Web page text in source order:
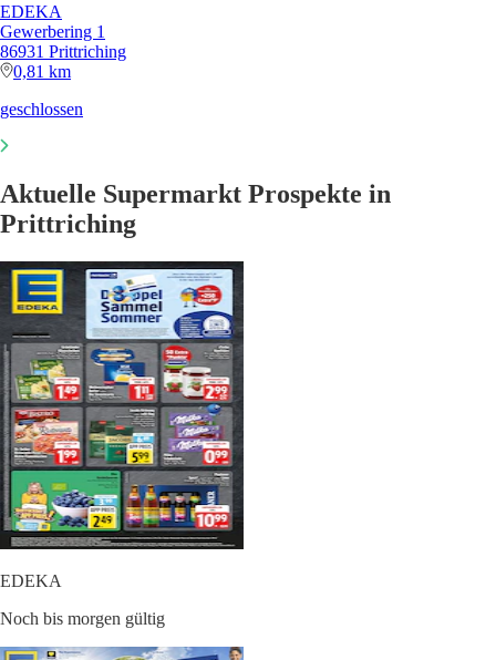
EDEKA
Gewerbering 1
86931 Prittriching
0,81 km
geschlossen
Aktuelle Supermarkt Prospekte in
Prittriching
EDEKA
Noch bis morgen gültig